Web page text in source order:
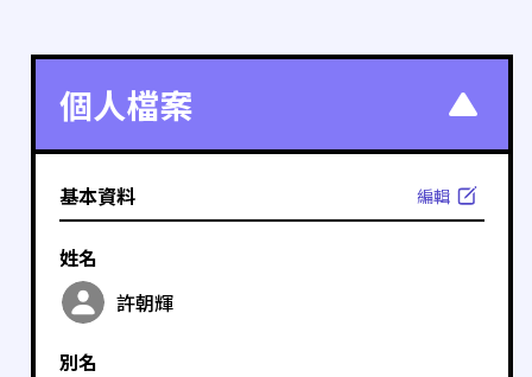
個人檔案
基本資料 編輯
姓名
許朝輝
別名